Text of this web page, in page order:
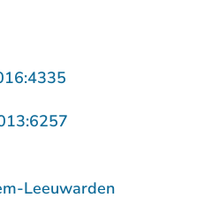
Leeuwarden